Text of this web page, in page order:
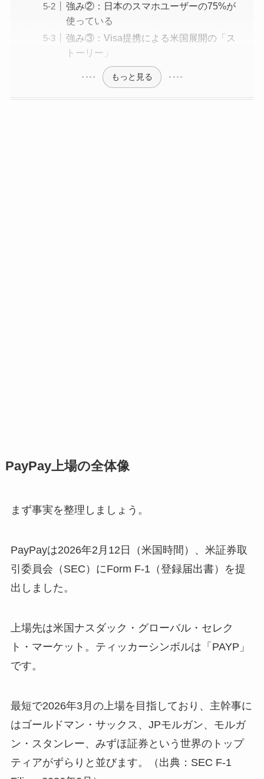
強み②：日本のスマホユーザーの75%が
使っている
強み③：Visa提携による米国展開の「ス
トーリー」
もっと見る
PayPay上場の全体像
まず事実を整理しましょう。
PayPayは2026年2月12日（米国時間）、米証券取
引委員会（SEC）にForm F-1（登録届出書）を提
出しました。
上場先は米国ナスダック・グローバル・セレク
ト・マーケット。ティッカーシンボルは「PAYP」
です。
最短で2026年3月の上場を目指しており、主幹事に
はゴールドマン・サックス、JPモルガン、モルガ
ン・スタンレー、みずほ証券という世界のトップ
ティアがずらりと並びます。（出典：SEC F-1